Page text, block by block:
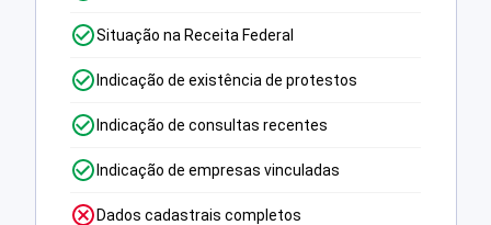
Situação na Receita Federal
Indicação de existência de protestos
Indicação de consultas recentes
Indicação de empresas vinculadas
Dados cadastrais completos